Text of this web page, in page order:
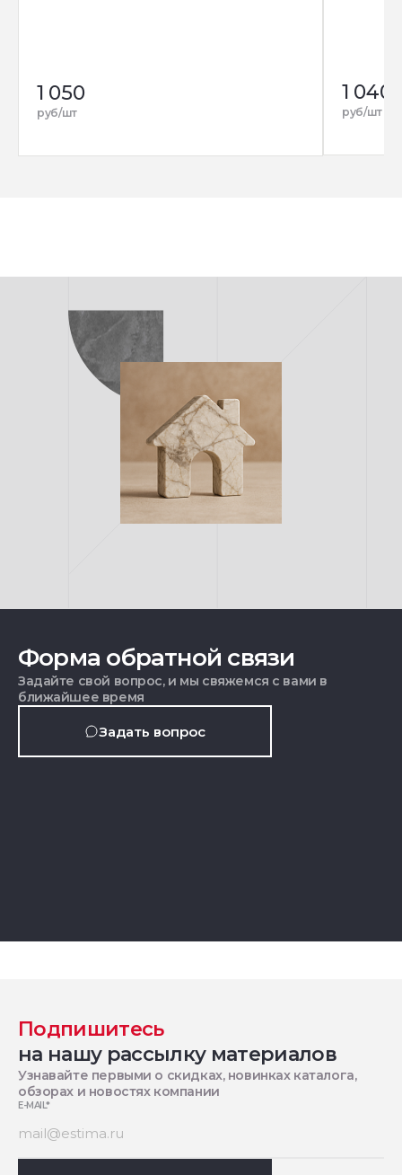
1 050
руб/шт
1 040
руб/шт
Форма обратной связи
Задайте свой вопрос, и мы свяжемся с вами в
ближайшее время
Задать вопрос
Подпишитесь
на нашу рассылку материалов
Узнавайте первыми о скидках, новинках каталога,
обзорах и новостях компании
E-MAIL*